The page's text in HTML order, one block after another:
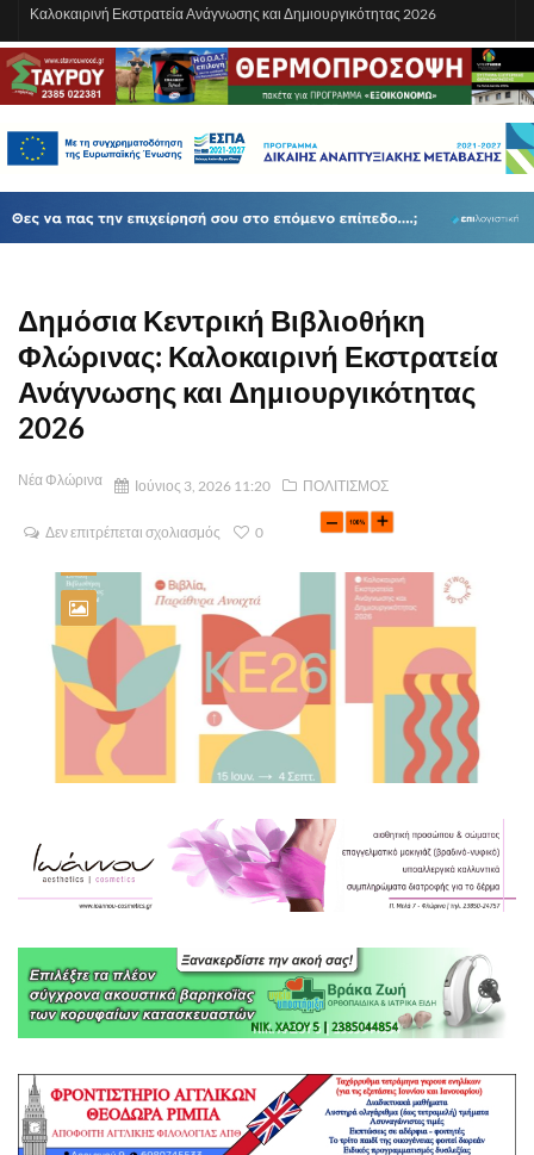
Καλοκαιρινή Εκστρατεία Ανάγνωσης και Δημιουργικότητας 2026
Δημόσια Κεντρική Βιβλιοθήκη
Φλώρινας: Καλοκαιρινή Εκστρατεία
Ανάγνωσης και Δημιουργικότητας
2026
Νέα Φλώρινα Ιούνιος 3, 2026 11:20 ΠΟΛΙΤΙΣΜΟΣ
Δεν επιτρέπεται σχολιασμός 0